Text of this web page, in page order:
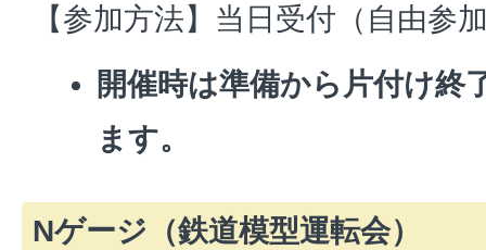
【参加方法】当日受付（自由参
開催時は準備から片付け終
ます。
Nゲージ（鉄道模型運転会）